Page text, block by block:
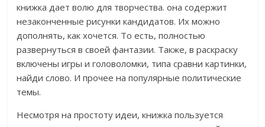
книжка дает волю для творчества. она содержит
незаконченные рисунки кандидатов. Их можно
дополнять, как хочется. То есть, полностью
развернуться в своей фантазии. Также, в раскраску
включены игры и головоломки, типа сравни картинки,
найди слово. И прочее на популярные политические
темы.
Несмотря на простоту идеи, книжка пользуется